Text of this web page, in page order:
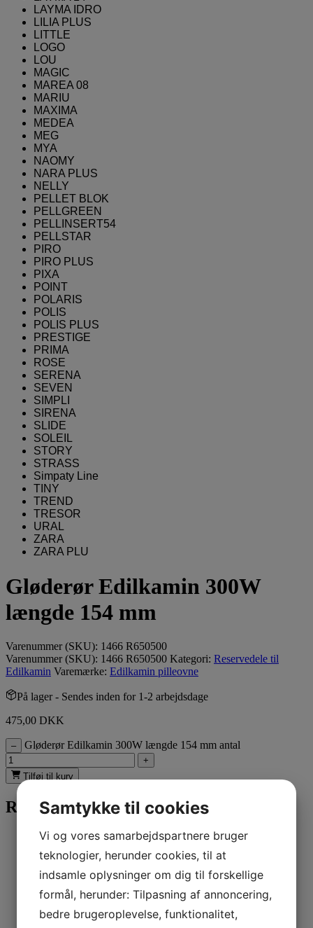
LAYMA IDRO
LILIA PLUS
LITTLE
LOGO
LOU
MAGIC
MAREA 08
MARIU
MAXIMA
MEDEA
MEG
MYA
NAOMY
NARA PLUS
NELLY
PELLET BLOK
PELLGREEN
PELLINSERT54
PELLSTAR
PIRO
PIRO PLUS
PIXA
POINT
POLARIS
POLIS
POLIS PLUS
PRESTIGE
PRIMA
ROSE
SERENA
SEVEN
SIMPLI
SIRENA
SLIDE
SOLEIL
STORY
STRASS
Simpaty Line
TINY
TREND
TRESOR
URAL
ZARA
ZARA PLU
Gløderør Edilkamin 300W
længde 154 mm
Varenummer (SKU): 1466 R650500
Varenummer (SKU): 1466 R650500 Kategori: Reservedele til
Edilkamin Varemærke: Edilkamin pilleovne
På lager - Sendes inden for 1-2 arbejdsdage
475,00 DKK
– Gløderør Edilkamin 300W længde 154 mm antal
+
Tilføj til kurv
Relaterede varer
Læs mere
Reservedele til Edilkamin
Hvid keramiktop Edilkanin Cherie
760,00DKK
Samtykke til cookies
Vi og vores samarbejdspartnere bruger
teknologier, herunder cookies, til at
indsamle oplysninger om dig til forskellige
formål, herunder: Tilpasning af annoncering,
bedre brugeroplevelse, funktionalitet,